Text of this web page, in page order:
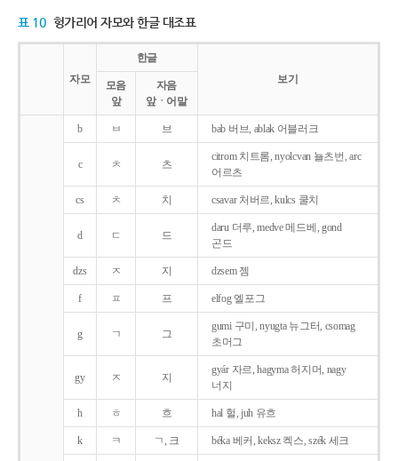
표 10 헝가리어 자모와 한글 대조표
자모
한글
보기
모음
앞
자음
앞ㆍ어말
b ㅂ 브 bab 버브, ablak 어블러크
c ㅊ 츠
citrom 치트롬, nyolcvan 뇰츠번, arc
어르츠
cs ㅊ 치 csavar 처버르, kulcs 쿨치
d ㄷ 드
daru 더루, medve 메드베, gond
곤드
dzs ㅈ 지 dzsem 젬
f ㅍ 프 elfog 엘포그
g ㄱ 그
gumi 구미, nyugta 뉴그터, csomag
초머그
gy ㅈ 지
gyár 자르, hagyma 허지머, nagy
너지
h ㅎ 흐 hal 헐, juh 유흐
k ㅋ ㄱ, 크 béka 베커, keksz 켁스, szék 세크